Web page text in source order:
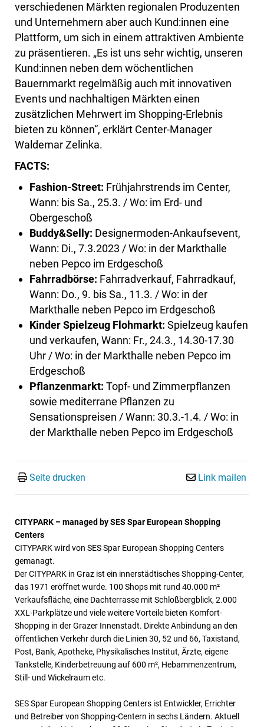
verschiedenen Märkten regionalen Produzenten
und Unternehmern aber auch Kund:innen eine
Plattform, um sich in einem attraktiven Ambiente
zu präsentieren. „Es ist uns sehr wichtig, unseren
Kund:innen neben dem wöchentlichen
Bauernmarkt regelmäßig auch mit innovativen
Events und nachhaltigen Märkten einen
zusätzlichen Mehrwert im Shopping-Erlebnis
bieten zu können“, erklärt Center-Manager
Waldemar Zelinka.
FACTS:
Fashion-Street: Frühjahrstrends im Center,
Wann: bis Sa., 25.3. / Wo: im Erd- und
Obergeschoß
Buddy&Selly: Designermoden-Ankaufsevent,
Wann: Di., 7.3.2023 / Wo: in der Markthalle
neben Pepco im Erdgeschoß
Fahrradbörse: Fahrradverkauf, Fahrradkauf,
Wann: Do., 9. bis Sa., 11.3. / Wo: in der
Markthalle neben Pepco im Erdgeschoß
Kinder Spielzeug Flohmarkt: Spielzeug kaufen
und verkaufen, Wann: Fr., 24.3., 14.30-17.30
Uhr / Wo: in der Markthalle neben Pepco im
Erdgeschoß
Pflanzenmarkt: Topf- und Zimmerpflanzen
sowie mediterrane Pflanzen zu
Sensationspreisen / Wann: 30.3.-1.4. / Wo: in
der Markthalle neben Pepco im Erdgeschoß
Seite drucken Link mailen
CITYPARK – managed by SES Spar European Shopping
Centers
CITYPARK wird von SES Spar European Shopping Centers
gemanagt.
Der CITYPARK in Graz ist ein innerstädtisches Shopping-Center,
das 1971 eröffnet wurde. 100 Shops mit rund 40.000 m²
Verkaufsfläche, eine Dachterrasse mit Schloßbergblick, 2.000
XXL-Parkplätze und viele weitere Vorteile bieten Komfort-
Shopping in der Grazer Innenstadt. Direkte Anbindung an den
öffentlichen Verkehr durch die Linien 30, 52 und 66, Taxistand,
Post, Bank, Apotheke, Physikalisches Institut, Ärzte, eigene
Tankstelle, Kinderbetreuung auf 600 m², Hebammenzentrum,
Still- und Wickelraum etc.
SES Spar European Shopping Centers ist Entwickler, Errichter
und Betreiber von Shopping-Centern in sechs Ländern. Aktuell